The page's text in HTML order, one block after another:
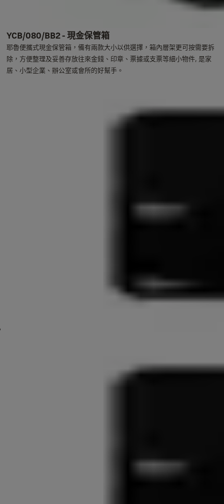
YCB/080/BB2 - 現金保管箱
耶魯便攜式現金保管箱，備有兩款大小以供選擇，箱內層架更可按需要拆
除，方便整理及妥善存放往來金錢、印章、票據或支票等細小物件, 是家
居、小型企業、辦公室或會所的好幫手。